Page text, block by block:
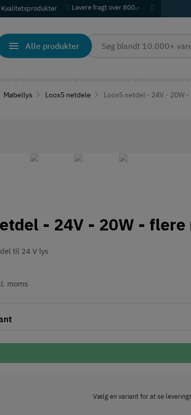
Kvalitetsprodukter Lavere fragt over 800,-
Alle produkter
Møbellys Loox5 netdele Loox5 netdel - 24V - 20W
- 24V - 20W -
til 24 V lys
moms
Vælg en variant for at se